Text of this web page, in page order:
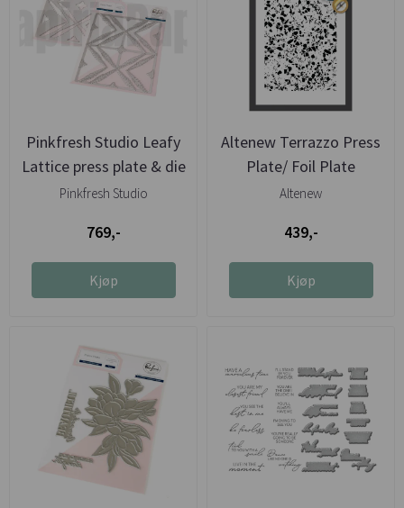
Pinkfresh Studio Leafy
Lattice press plate & die
Pinkfresh Studio
769,-
Kjøp
Altenew Terrazzo Press
Plate/ Foil Plate
Altenew
439,-
Kjøp